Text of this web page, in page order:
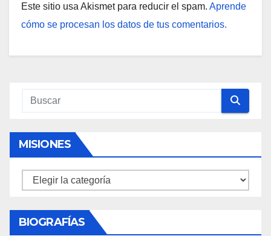
Este sitio usa Akismet para reducir el spam. Aprende
cómo se procesan los datos de tus comentarios.
MISIONES
Misiones
BIOGRAFÍAS